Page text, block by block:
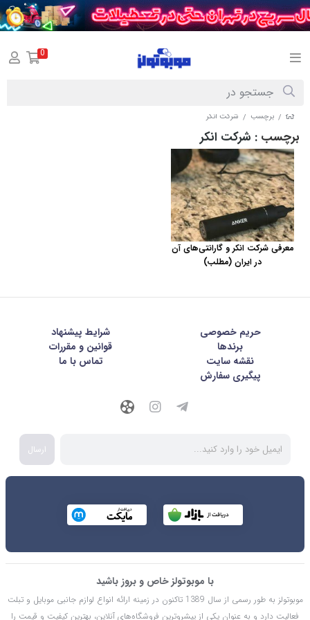
/ برچسب / شرکت انکر
برچسب : شرکت انکر
معرفی شرکت انکر و گارانتی‌های آن
در ایران (مطلب)
حریم خصوصی
شرايط پيشنهاد
برندها
قوانین و مقررات
نقشه سایت
تماس با ما
پیگیری سفارش
ارسال
با موبوتولز خاص و بروز باشید
موبوتولز به طور رسمی از سال 1389 تاکنون در زمینه ارائه انواع لوازم جانبی موبایل و تبلت
فعالیت دارد و به عنوان یکی از پیشروترین فروشگاه‌های آنلاین، بهترین کیفیت و قیمت را
0